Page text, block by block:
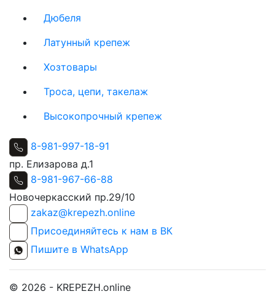
Дюбеля
Латунный крепеж
Хозтовары
Троса, цепи, такелаж
Высокопрочный крепеж
8-981-997-18-91
пр. Елизарова д.1
8-981-967-66-88
Новочеркасский пр.29/10
zakaz@krepezh.online
Присоединяйтесь к нам в ВК
Пишите в WhatsApp
© 2026 - KREPEZH.online